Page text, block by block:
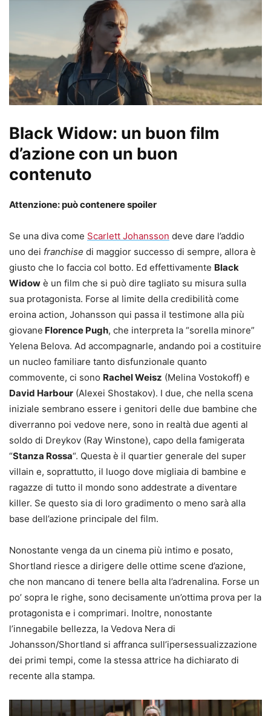
Black Widow: un buon film
d’azione con un buon
contenuto
Attenzione: può contenere spoiler
Se una diva come Scarlett Johansson deve dare l’addio
uno dei franchise di maggior successo di sempre, allora è
giusto che lo faccia col botto. Ed effettivamente Black
Widow è un film che si può dire tagliato su misura sulla
sua protagonista. Forse al limite della credibilità come
eroina action, Johansson qui passa il testimone alla più
giovane Florence Pugh, che interpreta la “sorella minore”
Yelena Belova. Ad accompagnarle, andando poi a costituire
un nucleo familiare tanto disfunzionale quanto
commovente, ci sono Rachel Weisz (Melina Vostokoff) e
David Harbour (Alexei Shostakov). I due, che nella scena
iniziale sembrano essere i genitori delle due bambine che
diverranno poi vedove nere, sono in realtà due agenti al
soldo di Dreykov (Ray Winstone), capo della famigerata
“Stanza Rossa“. Questa è il quartier generale del super
villain e, soprattutto, il luogo dove migliaia di bambine e
ragazze di tutto il mondo sono addestrate a diventare
killer. Se questo sia di loro gradimento o meno sarà alla
base dell’azione principale del film.
Nonostante venga da un cinema più intimo e posato,
Shortland riesce a dirigere delle ottime scene d’azione,
che non mancano di tenere bella alta l’adrenalina. Forse un
po’ sopra le righe, sono decisamente un’ottima prova per la
protagonista e i comprimari. Inoltre, nonostante
l’innegabile bellezza, la Vedova Nera di
Johansson/Shortland si affranca sull’ipersessualizzazione
dei primi tempi, come la stessa attrice ha dichiarato di
recente alla stampa.